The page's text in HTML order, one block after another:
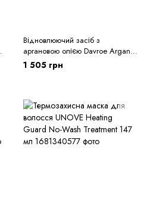
Відновлюючий засіб з
аргановою олією Davroe Argan
Oil Instant Treatment 75 мл
1 505 грн